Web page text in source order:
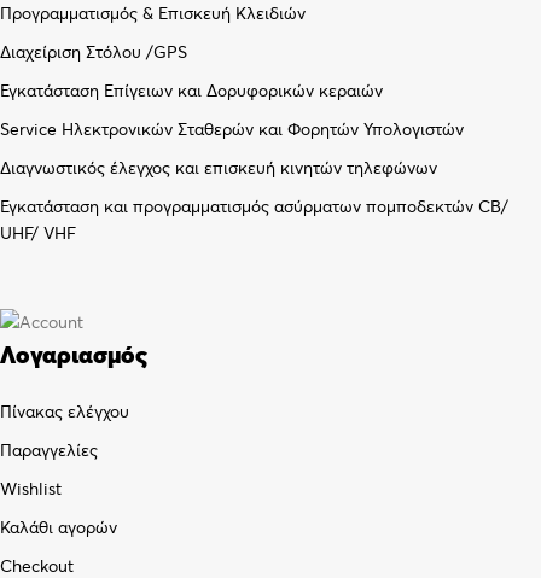
Προγραμματισμός & Επισκευή Κλειδιών
Διαχείριση Στόλου /GPS
Εγκατάσταση Επίγειων και Δορυφορικών κεραιών
Service Ηλεκτρονικών Σταθερών και Φορητών Υπολογιστών
Διαγνωστικός έλεγχος και επισκευή κινητών τηλεφώνων
Εγκατάσταση και προγραμματισμός ασύρματων πομποδεκτών CB/
UHF/ VHF
Λογαριασμός
Πίνακας ελέγχου
Παραγγελίες
Wishlist
Καλάθι αγορών
Checkout